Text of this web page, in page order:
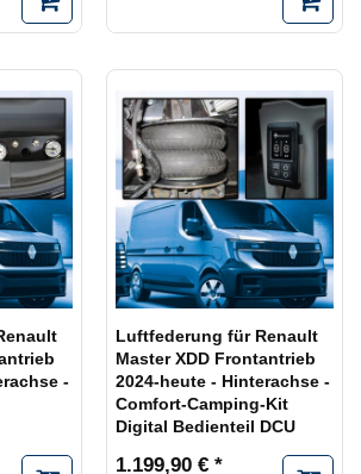
-
Luftfederung für Renault
Master XDD Frontantrieb
2024-heute - Hinterachse -
Comfort-Camping-Kit
Digital Bedienteil DCU
1.199,90 € *